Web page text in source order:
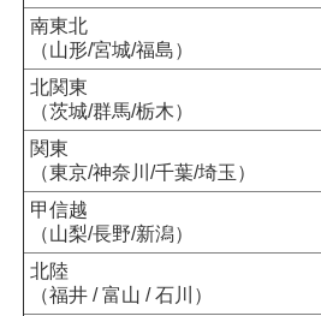
南東北
（山形/宮城/福島）
北関東
（茨城/群馬/栃木）
関東
（東京/神奈川/千葉/埼玉）
甲信越
（山梨/長野/新潟）
北陸
（福井 / 富山 / 石川）